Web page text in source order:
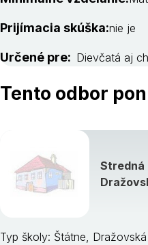
Prijímacia skúška:nie je
Určené pre: Dievčatá aj
Tento odbor
Stredná
Typ školy: Štátne,